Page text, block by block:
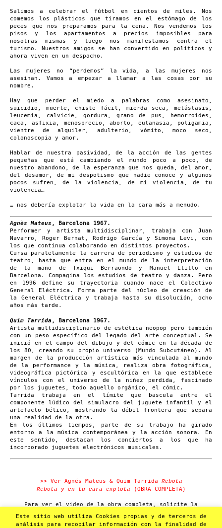
Salimos a celebrar el fútbol en cientos de miles. Nos
comemos los plásticos que tiramos en el estómago de los
peces que nos preparamos para la cena. Nos vendemos los
pisos y los apartamentos a precios imposibles para
nosotras mismas y luego nos manifestamos contra el
turismo. Nuestros amigos se han convertido en políticos y
ahora viven en un despacho.
Las mujeres no “perdemos” la vida, a las mujeres nos
asesinan. Vamos a empezar a llamar a las cosas por su
nombre.
Hay que perder el miedo a palabras como asesinato,
suicidio, muerte, chiste fácil, mierda seca, metástasis,
leucemia, calvicie, gordura, grano de pus, hemorroides,
caca, asfixia, menosprecio, aborto, eutanasia, poligamia,
vientre de alquiler, adulterio, vómito, moco seco,
colonoscopia y amor.
Hablar de nuestra pasividad, de la acción de las gentes
pequeñas que está cambiando el mundo poco a poco, de
nuestro abandono, de la esperanza que nos queda, del amor,
del desamor, de mi despotismo que nadie conoce y algunos
pocos sufren, de la violencia, de mi violencia, de tu
violencia…
… nos debería explotar la vida en la cara más a menudo.
Agnès Mateus , Barcelona 1967.
Performer y artista multidisciplinar, trabaja con Juan
Navarro, Roger Bernat, Rodrigo García y Simona Levi, con
los que continua colaborando en distintos proyectos.
Cursa paralelamente la carrera de periodismo y estudios de
teatro, hasta que entra en el mundo de la interpretación
de la mano de Txiqui Berraondo y Manuel Llillo en
Barcelona. Compagina los estudios de teatro y danza. Pero
en 1996 define su trayectoria cuando nace el Colectivo
General Eléctrica. Forma parte del núcleo de creación de
la General Eléctrica y trabaja hasta su disolución, ocho
años más tarde.
Quim Tarrida , Barcelona 1967.
Artista multidisciplinario de estética neopop pero también
con un peso específico del legado del arte conceptual. Se
inició en el campo del dibujo y del cómic en la década de
los 80, creando su propio universo (Mundo Subcutáneo). Al
margen de la producción artística más vinculada al mundo
de la performance y la música, realiza obra fotográfica,
videográfica pictórica y escultórica en la que establece
vínculos con el universo de la niñez perdida, fascinado
por los juguetes, todo aquello orgánico, el cómic.
Tarrida trabaja en el límite que bascula entre el
componente lúdico del simulacro del juguete infantil y el
artefacto bélico, mostrando la débil frontera que separa
una realidad de la otra.
En los últimos tiempos, parte de su trabajo ha girado
entorno a la música contemporánea y la acción sonora. En
este sentido, destacan los conciertos a los que ha
incorporado juguetes electrónicos musicales.
>> Ver Agnés Mateus & Quim Tarrida Rebota
Rebota y en tu cara explota (OBRA COMPLETA)
Para ver el video de la obra completa, solicite la
anticteatre@anticteatre.com
.
Este sitio web utiliza Cookies propias y de terceros de
análisis para recopilar información con la finalidad de